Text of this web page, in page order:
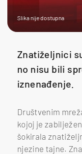
Slika nije dostupna
Znatiželjnici
no nisu bili
iznenađenje.
Društvenim
kojoj je
šokirala
njezine tajne.